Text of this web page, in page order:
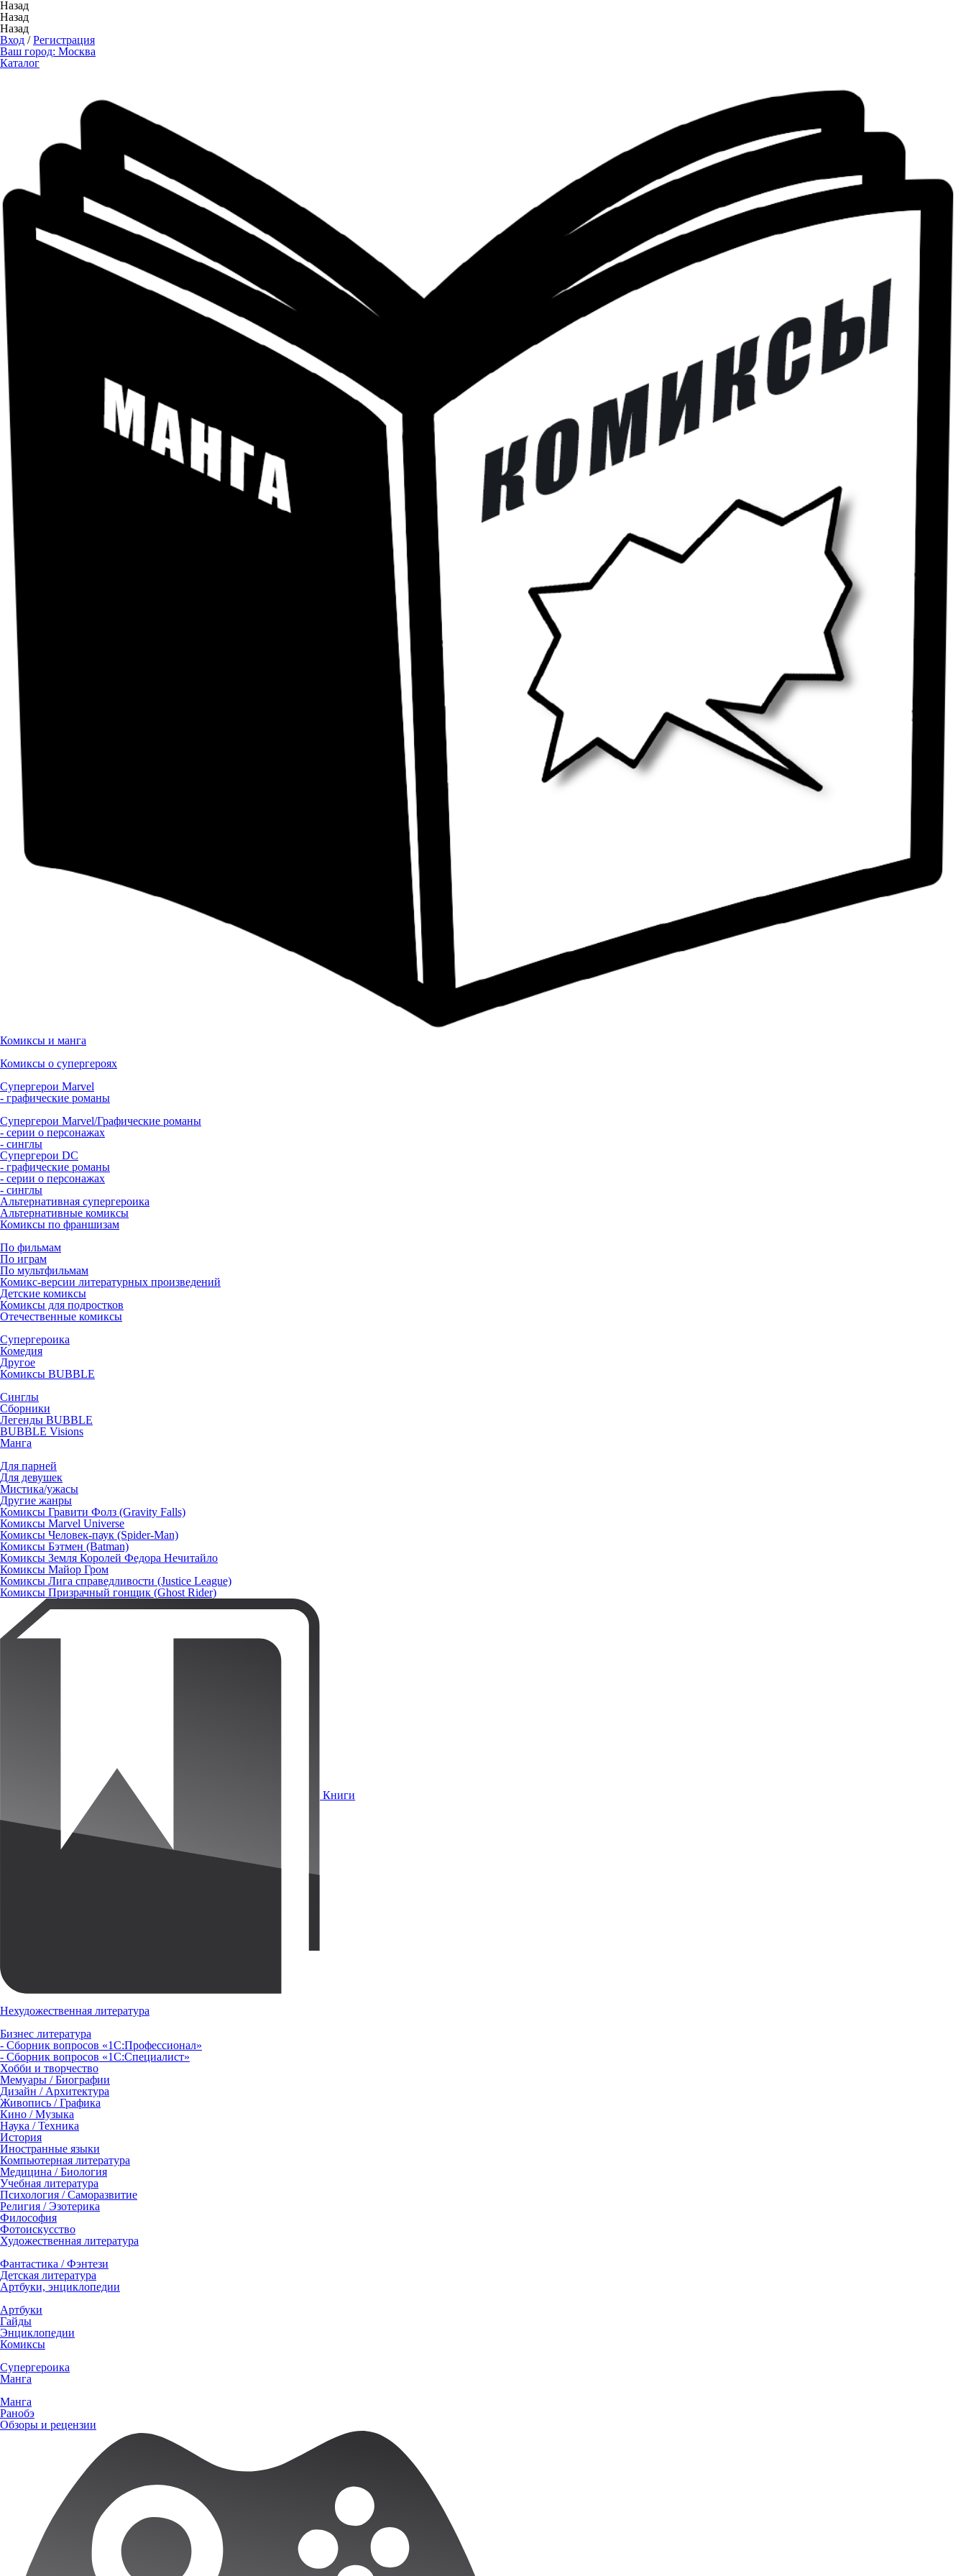
Назад
Назад
Назад
Вход /Регистрация
Ваш город: Москва
Каталог
Комиксы и манга
Комиксы о супергероях
Супергерои Marvel
- графические романы
Супергерои Marvel/Графические романы
- серии о персонажах
- синглы
Супергерои DC
- графические романы
- серии о персонажах
- синглы
Альтернативная супергероика
Альтернативные комиксы
Комиксы по франшизам
По фильмам
По играм
По мультфильмам
Комикс-версии литературных произведений
Детские комиксы
Комиксы для подростков
Отечественные комиксы
Супергероика
Комедия
Другое
Комиксы BUBBLE
Синглы
Сборники
Легенды BUBBLE
BUBBLE Visions
Манга
Для парней
Для девушек
Мистика/ужасы
Другие жанры
Комиксы Гравити Фолз (Gravity Falls)
Комиксы Marvel Universe
Комиксы Человек-паук (Spider-Man)
Комиксы Бэтмен (Batman)
Комиксы Земля Королей Федора Нечитайло
Комиксы Майор Гром
Комиксы Лига справедливости (Justice League)
Комиксы Призрачный гонщик (Ghost Rider)
Книги
Нехудожественная литература
Бизнес литература
- Сборник вопросов «1С:Профессионал»
- Сборник вопросов «1С:Специалист»
Хобби и творчество
Мемуары / Биографии
Дизайн / Архитектура
Живопись / Графика
Кино / Музыка
Наука / Техника
История
Иностранные языки
Компьютерная литература
Медицина / Биология
Учебная литература
Психология / Саморазвитие
Религия / Эзотерика
Философия
Фотоискусство
Художественная литература
Фантастика / Фэнтези
Детская литература
Артбуки, энциклопедии
Артбуки
Гайды
Энциклопедии
Комиксы
Супергероика
Манга
Манга
Ранобэ
Обзоры и рецензии